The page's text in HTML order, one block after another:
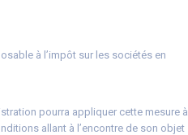
à l’impôt sur les sociétés en
pourra appliquer cette mesure à
allant à l’encontre de son objet